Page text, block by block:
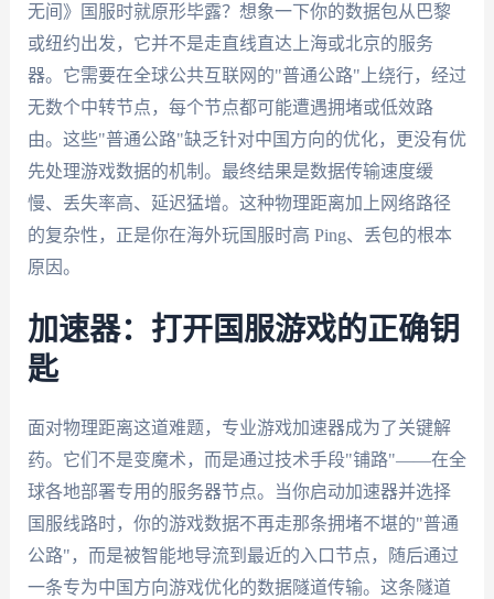
无间》国服时就原形毕露？想象一下你的数据包从巴黎
或纽约出发，它并不是走直线直达上海或北京的服务
器。它需要在全球公共互联网的"普通公路"上绕行，经过
无数个中转节点，每个节点都可能遭遇拥堵或低效路
由。这些"普通公路"缺乏针对中国方向的优化，更没有优
先处理游戏数据的机制。最终结果是数据传输速度缓
慢、丢失率高、延迟猛增。这种物理距离加上网络路径
的复杂性，正是你在海外玩国服时高 Ping、丢包的根本
原因。
加速器：打开国服游戏的正确钥
匙
面对物理距离这道难题，专业游戏加速器成为了关键解
药。它们不是变魔术，而是通过技术手段"铺路"——在全
球各地部署专用的服务器节点。当你启动加速器并选择
国服线路时，你的游戏数据不再走那条拥堵不堪的"普通
公路"，而是被智能地导流到最近的入口节点，随后通过
一条专为中国方向游戏优化的数据隧道传输。这条隧道